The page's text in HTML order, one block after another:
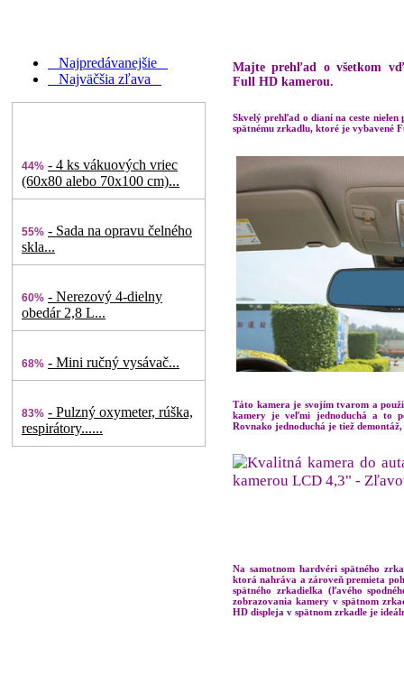
Najpredávanejšie
Najväčšia zľava
44% - 4 ks vákuových vriec
(60x80 alebo 70x100 cm)...
55% - Sada na opravu čelného
skla...
60% - Nerezový 4-dielny
obedár 2,8 L...
68% - Mini ručný vysávač...
83% - Pulzný oxymeter, rúška,
respirátory......
Majte prehľad o všetkom
Full HD kamerou.
Skvelý prehľad o dianí na ceste
spätnému zrkadlu, ktoré je vybavené
Táto kamera je svojím tvarom a
kamery je veľmi jednoduchá a to
Rovnako jednoduchá je tiež
Na samotnom hardvéri spätného
ktorá nahráva a zároveň premieta
spätného zrkadielka (ľavého
zobrazovania kamery v spätnom
HD displeja v spätnom zrkadle je